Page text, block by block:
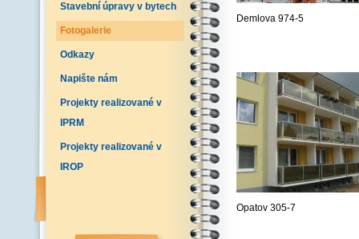
Stavební úpravy v bytech
Fotogalerie
Odkazy
Napište nám
Projekty realizované v
IPRM
Projekty realizované v
IROP
Demlova 974-5
Opatov 305-7